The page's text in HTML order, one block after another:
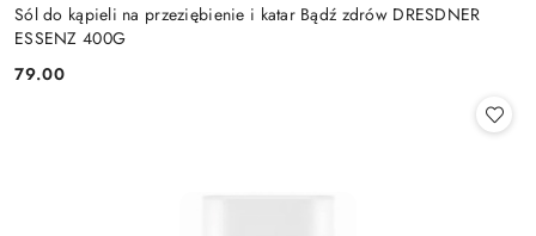
Sól do kąpieli na przeziębienie i katar Bądź zdrów DRESDNER
ESSENZ 400G
Cena:
79.00